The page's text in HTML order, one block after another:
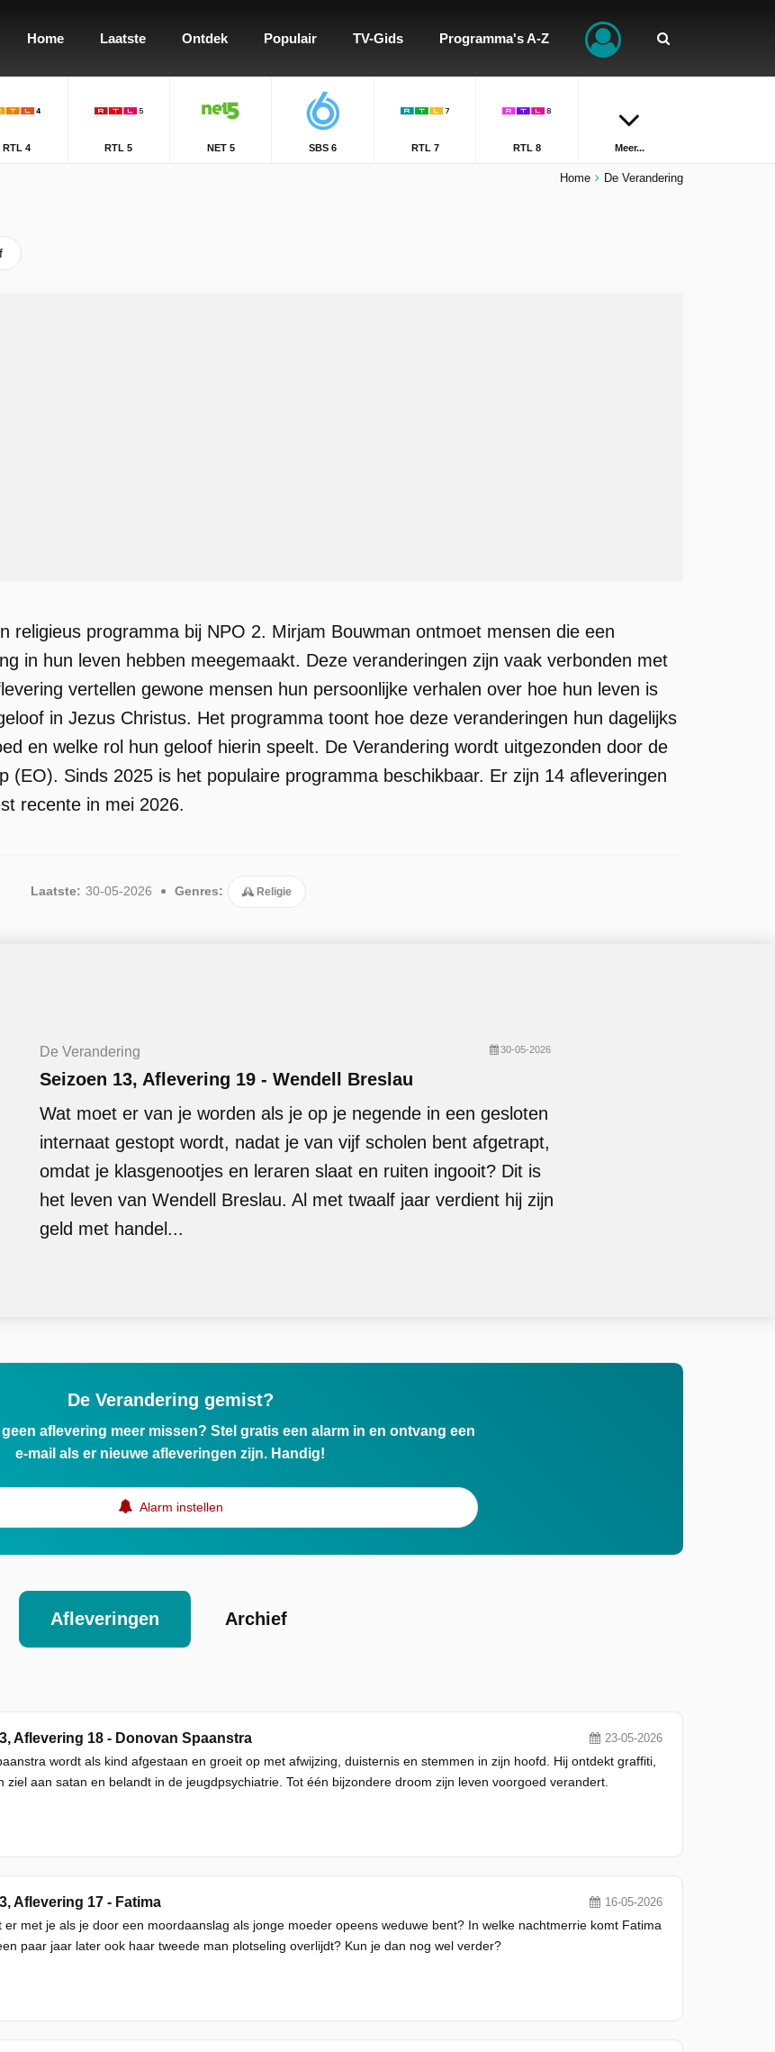
Home Laatste Ontdek Populair TV-Gids Programma's A-Z
RTL 4 RTL 5 NET 5 SBS 6 RTL 7 RTL 8 Meer...
Home De Verandering
religieus programma bij NPO 2. Mirjam Bouwman ontmoet mensen die een
in hun leven hebben meegemaakt. Deze veranderingen zijn vaak verbonden met
vertellen gewone mensen hun persoonlijke verhalen over hoe hun leven is
in Jezus Christus. Het programma toont hoe deze veranderingen hun dagelijks
en welke rol hun geloof hierin speelt. De Verandering wordt uitgezonden door de
(EO). Sinds 2025 is het populaire programma beschikbaar. Er zijn 14 afleveringen
recente in mei 2026.
Laatste: 30-05-2026 Genres: Religie
De Verandering 30-05-2026
Seizoen 13, Aflevering 19 - Wendell Breslau
Wat moet er van je worden als je op je negende in een gesloten
internaat gestopt wordt, nadat je van vijf scholen bent afgetrapt,
omdat je klasgenootjes en leraren slaat en ruiten ingooit? Dit is
het leven van Wendell Breslau. Al met twaalf jaar verdient hij zijn
geld met handel...
De Verandering gemist?
aflevering meer missen? Stel gratis een alarm in en ontvang een
e-mail als er nieuwe afleveringen zijn. Handig!
Alarm instellen
Afleveringen Archief
Aflevering 18 - Donovan Spaanstra 23-05-2026
wordt als kind afgestaan en groeit op met afwijzing, duisternis en stemmen in zijn hoofd. Hij ontdekt graffiti,
ziel aan satan en belandt in de jeugdpsychiatrie. Tot één bijzondere droom zijn leven voorgoed verandert.
Aflevering 17 - Fatima 16-05-2026
er met je als je door een moordaanslag als jonge moeder opeens weduwe bent? In welke nachtmerrie komt Fatima
paar jaar later ook haar tweede man plotseling overlijdt? Kun je dan nog wel verder?